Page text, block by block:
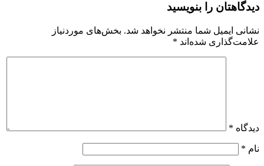
دیدگاهتان را بنویسید
نشانی ایمیل شما منتشر نخواهد شد. بخش‌های موردنیاز
علامت‌گذاری شده‌اند *
دیدگاه *
نام *